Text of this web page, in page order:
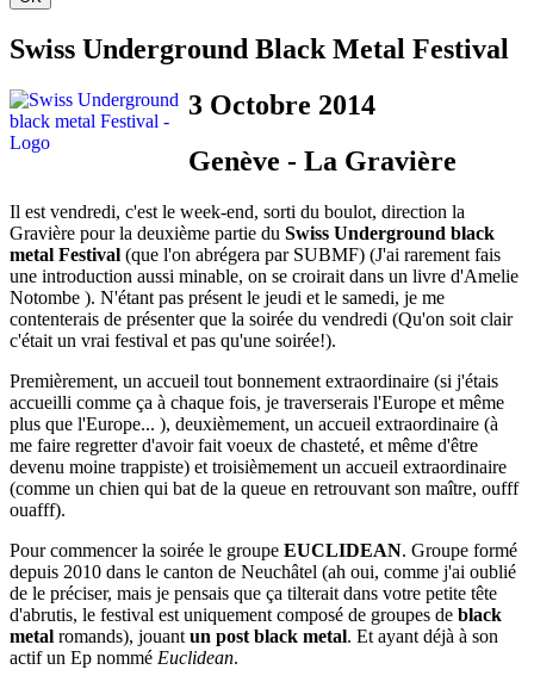
Swiss Underground Black Metal Festival
3 Octobre 2014
Genève - La Gravière
Il est vendredi, c'est le week-end, sorti du boulot, direction la
Gravière pour la deuxième partie du Swiss Underground black
metal Festival (que l'on abrégera par SUBMF) (J'ai rarement fais
une introduction aussi minable, on se croirait dans un livre d'Amelie
Notombe ). N'étant pas présent le jeudi et le samedi, je me
contenterais de présenter que la soirée du vendredi (Qu'on soit clair
c'était un vrai festival et pas qu'une soirée!).
Premièrement, un accueil tout bonnement extraordinaire (si j'étais
accueilli comme ça à chaque fois, je traverserais l'Europe et même
plus que l'Europe... ), deuxièmement, un accueil extraordinaire (à
me faire regretter d'avoir fait voeux de chasteté, et même d'être
devenu moine trappiste) et troisièmement un accueil extraordinaire
(comme un chien qui bat de la queue en retrouvant son maître, oufff
ouafff).
Pour commencer la soirée le groupe EUCLIDEAN. Groupe formé
depuis 2010 dans le canton de Neuchâtel (ah oui, comme j'ai oublié
de le préciser, mais je pensais que ça tilterait dans votre petite tête
d'abrutis, le festival est uniquement composé de groupes de black
metal romands), jouant un post black metal. Et ayant déjà à son
actif un Ep nommé Euclidean.